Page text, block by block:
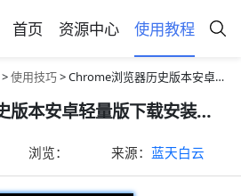
首页 资源中心 使用教程
>使用技巧> Chrome浏览器历史版本安卓轻量版下载安装技巧
Chrome浏览器历史版本安卓轻量版下载安装技巧
浏览： 来源： 蓝天白云